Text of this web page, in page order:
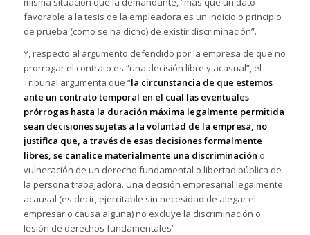
favorable a la tesis de la empleadora es un indicio o principio
de prueba (como se ha dicho) de existir discriminación”.
Y, respecto al argumento defendido por la empresa de que no
prorrogar el contrato es “una decisión libre y acasual”, el
Tribunal argumenta que “la circunstancia de que estemos
ante un contrato temporal en el cual las eventuales
prórrogas hasta la duración máxima legalmente permitida
sean decisiones sujetas a la voluntad de la empresa, no
justifica que, a través de esas decisiones formalmente
libres, se canalice materialmente una discriminación o
vulneración de un derecho fundamental o libertad pública de
la persona trabajadora. Una decisión empresarial legalmente
acausal (es decir, ejercitable sin necesidad de alegar el
empresario causa alguna) no excluye la discriminación o
lesión de derechos fundamentales”.